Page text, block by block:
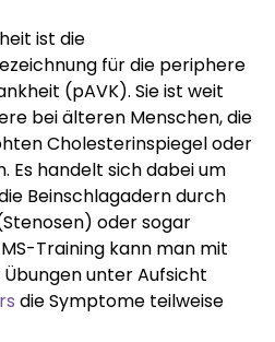
ist die
für die periphere
(pAVK). Sie ist weit
bei älteren Menschen, die
Cholesterinspiegel oder
Es handelt sich dabei um
Beinschlagadern durch
oder sogar
Training kann man mit
unter Aufsicht
die Symptome teilweise